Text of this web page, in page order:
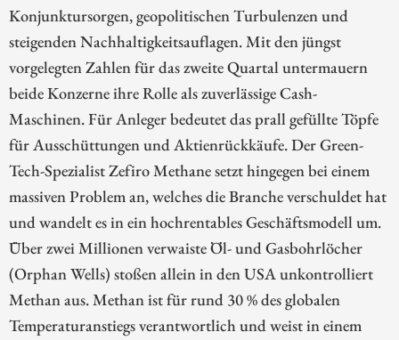
Konjunktursorgen, geopolitischen Turbulenzen und
steigenden Nachhaltigkeitsauflagen. Mit den jüngst
vorgelegten Zahlen für das zweite Quartal untermauern
beide Konzerne ihre Rolle als zuverlässige Cash-
Maschinen. Für Anleger bedeutet das prall gefüllte Töpfe
für Ausschüttungen und Aktienrückkäufe. Der Green-
Tech-Spezialist Zefiro Methane setzt hingegen bei einem
massiven Problem an, welches die Branche verschuldet hat
und wandelt es in ein hochrentables Geschäftsmodell um.
Über zwei Millionen verwaiste Öl- und Gasbohrlöcher
(Orphan Wells) stoßen allein in den USA unkontrolliert
Methan aus. Methan ist für rund 30 % des globalen
Temperaturanstiegs verantwortlich und weist in einem